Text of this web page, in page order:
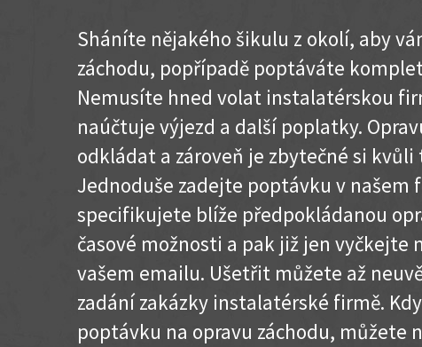
Sháníte nějakého šikulu z okolí, aby
záchodu, popřípadě poptáváte
Nemusíte hned volat instalatérskou
naúčtuje výjezd a další poplatky.
odkládat a zároveň je zbytečné si
Jednoduše zadejte poptávku v našem
specifikujete blíže předpokládanou
časové možnosti a pak již jen vyčkejte
vašem emailu. Ušetřit můžete až
zadání zakázky instalatérské firmě.
poptávku na opravu záchodu, můžete